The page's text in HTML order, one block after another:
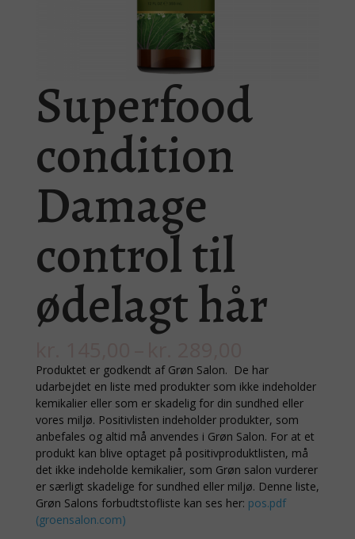
Superfood
condition
Damage
control til
ødelagt hår
kr. 145,00
til
kr. 289,00
Produktet er godkendt af Grøn Salon. De har
udarbejdet en liste med produkter som ikke indeholder
kemikalier eller som er skadelig for din sundhed eller
vores miljø. Positivlisten indeholder produkter, som
anbefales og altid må anvendes i Grøn Salon. For at et
produkt kan blive optaget på positivproduktlisten, må
det ikke indeholde kemikalier, som Grøn salon vurderer
er særligt skadelige for sundhed eller miljø. Denne liste,
Grøn Salons forbudtstofliste kan ses her: pos.pdf
(groensalon.com)